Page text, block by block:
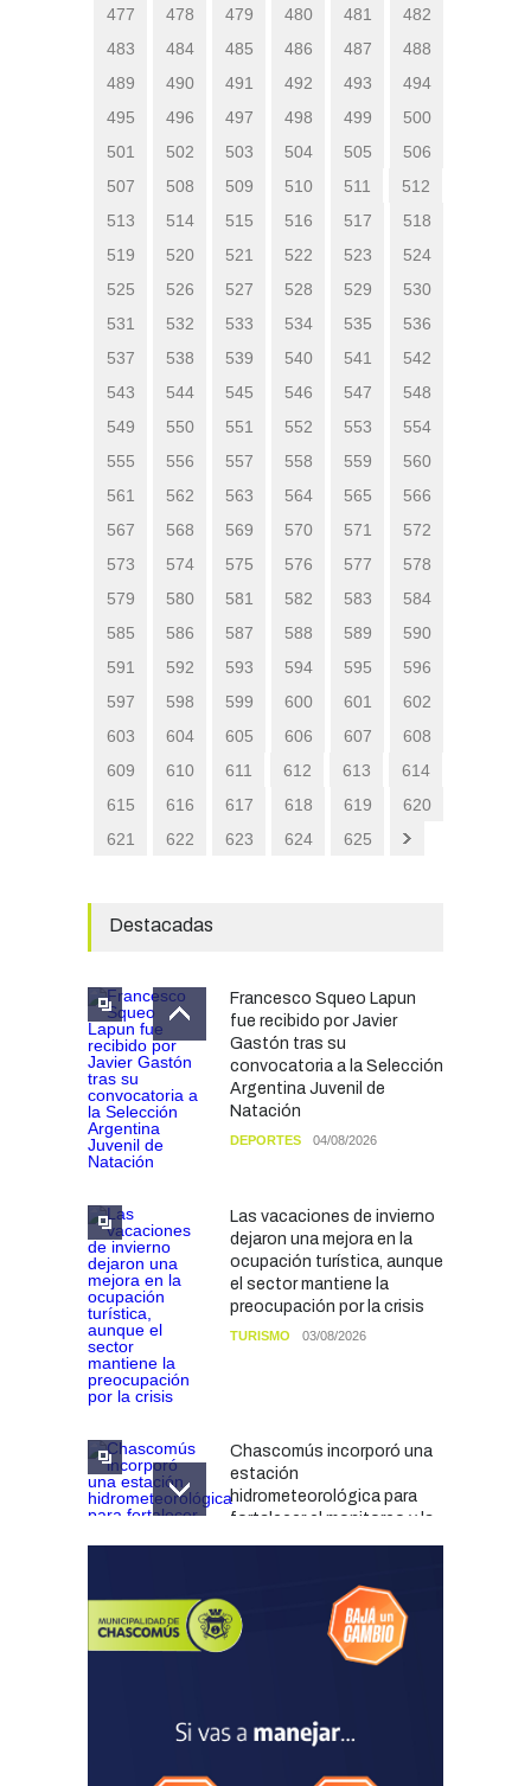
477 478 479 480 481
482
483
484 485 486 487
488
489
490 491 492 493
494
495
496 497 498 499
500
501
502 503 504 505
506
507
508 509 510 511
512
513
514 515 516 517
518
519
520 521 522 523
524
525
526 527 528 529
530
531
532 533 534 535
536
537
538 539 540 541
542
543
544 545 546 547
548
549
550 551 552 553
554
555
556 557 558 559
560
561
562 563 564 565
566
567
568 569 570 571
572
573
574 575 576 577
578
579
580 581 582 583
584
585
586 587 588 589
590
591
592 593 594 595
596
597
598 599 600 601
602
603
604 605 606 607
608
609
610 611 612 613
614
615
616 617 618 619
620
621
622 623 624 625
Destacadas
Francesco Squeo Lapun
fue recibido por Javier
Gastón tras su
convocatoria a la Selección
Argentina Juvenil de
Natación
DEPORTES 04/08/2026
Las vacaciones de invierno
dejaron una mejora en la
ocupación turística, aunque
el sector mantiene la
preocupación por la crisis
TURISMO 03/08/2026
Chascomús incorporó una
estación
hidrometeorológica para
fortalecer el monitoreo y la
31/07/2026
La Escuela Normal tendrá
calefacción para el reinicio
por la Municipalidad